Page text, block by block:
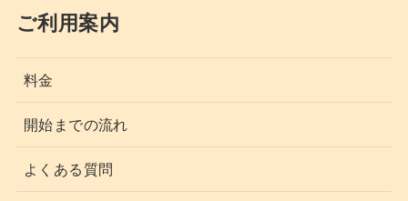
ご利用案内
料金
開始までの流れ
よくある質問